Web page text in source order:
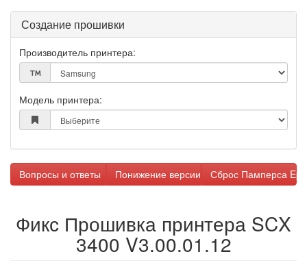
Создание прошивки
Производитель принтера:
Модель принтера:
Вопросы и ответы Понижение версии прошивкиСброс Памперса
Фикс Прошивка принтера SCX
3400 V3.00.01.12